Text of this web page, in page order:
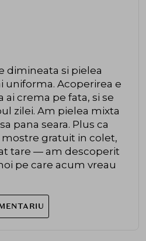
dimineata si pielea
uniforma. Acoperirea e
ai crema pe fata, si se
zilei. Am pielea mixta
pana seara. Plus ca
gratuit in colet,
tare — am descoperit
pe care acum vreau